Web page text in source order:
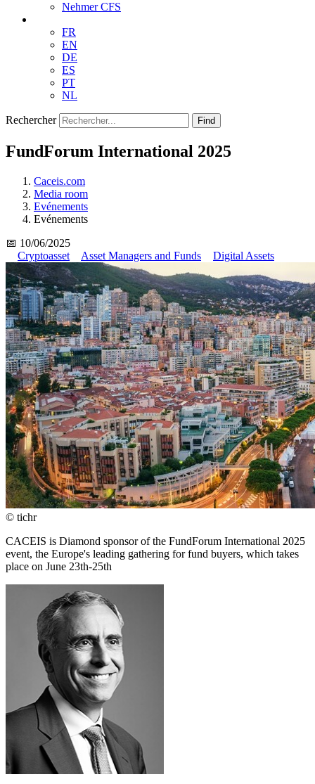
Nehmer CFS
FR
EN
DE
ES
PT
NL
Rechercher Find
FundForum International 2025
Caceis.com
Media room
Evénements
Evénements
📅 10/06/2025
Cryptoasset
Asset Managers and Funds Digital Assets
© tichr
CACEIS is Diamond sponsor of the FundForum International 2025
event, the Europe's leading gathering for fund buyers, which takes
place on June 23th-25th